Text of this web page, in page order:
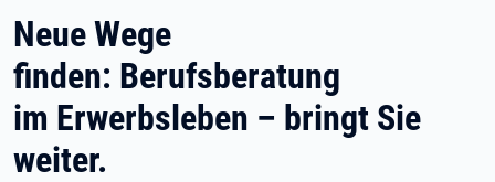
Neue Wege
finden: Berufsberatung
im Erwerbsleben – bringt Sie
weiter.